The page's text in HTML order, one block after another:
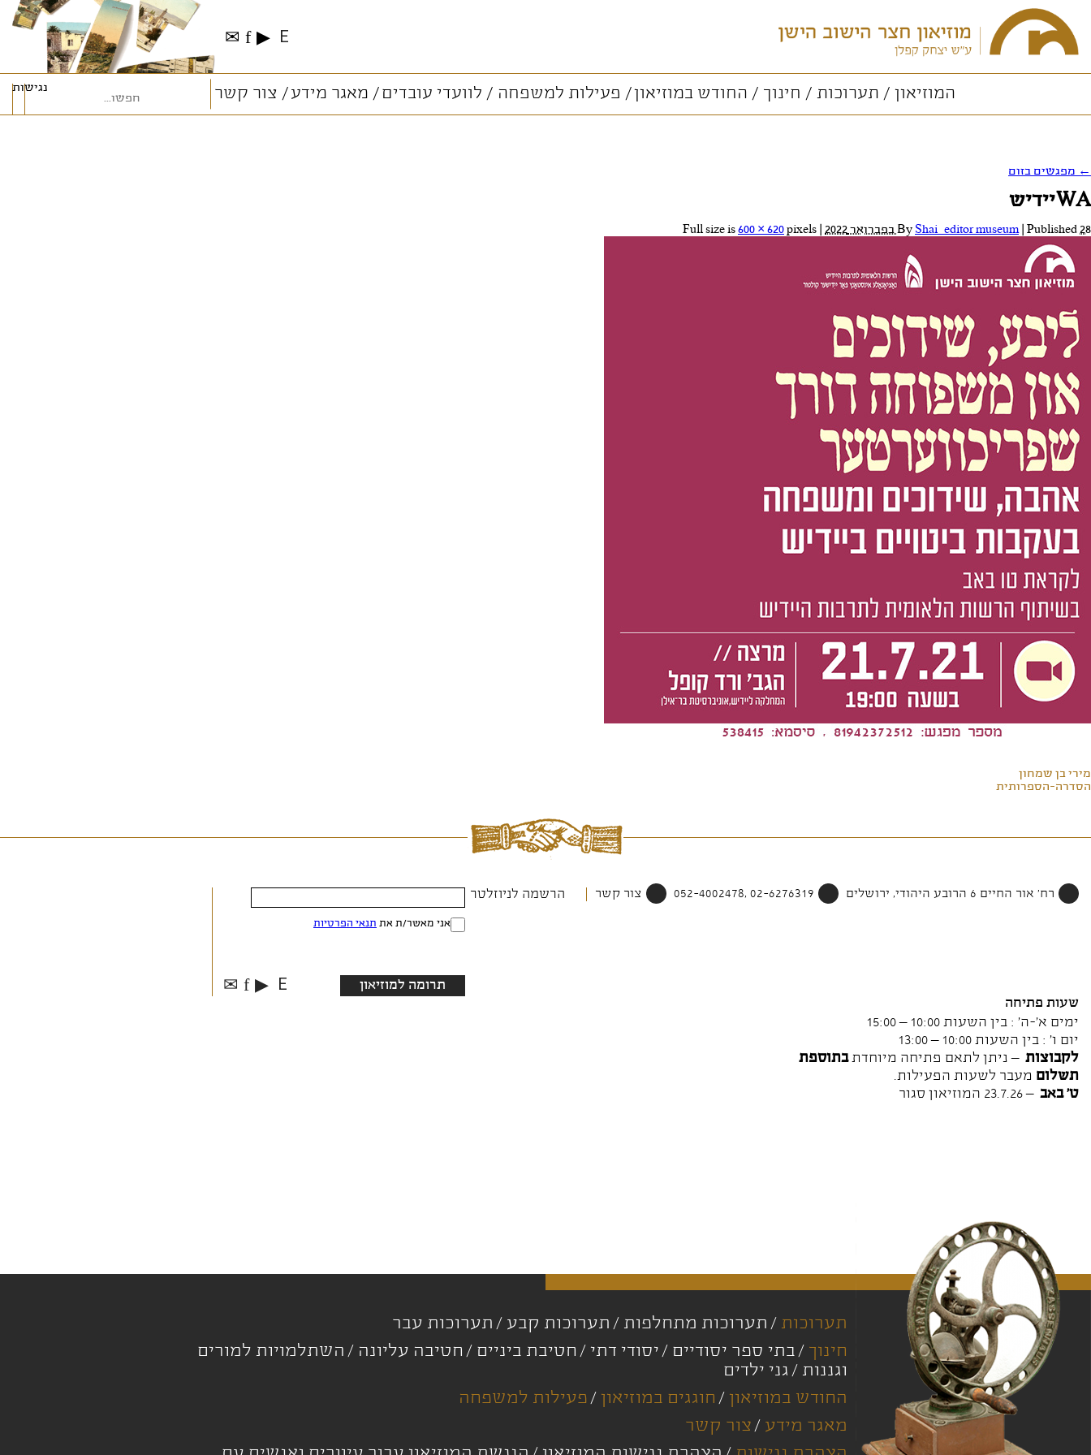
E
▶
f
✉
המוזיאון תערוכות חינוך החודש במוזיאון פעילות למשפחה לוועדי עובדים מאגר מידע צור קשר נגישות
← מפגשים בזום
WAיידיש
By Shai_editor museum Published28 בפברואר 2022 600 × 620pixels
מירי בן שמחון
הסדרה-הספרותית
רח' אור החיים 6 הרובע היהודי, ירושלים 02-6276319 ,052-4002478 צור קשר הרשמה לניוזלטר
אני מאשר/ת את תנאי הפרטיות
תרומה למוזיאון E
▶
f
✉
שעות פתיחה
ימים א'-ה' : בין השעות 10:00 – 15:00
יום ו' : בין השעות 10:00 – 13:00
לקבוצות – ניתן לתאם פתיחה מיוחדתבתוספת
תשלום מעבר לשעות הפעילות.
ט' באב– 23.7.26 המוזיאון סגור
תערוכות תערוכות מתחלפות תערוכות קבע
תערוכות עבר
חינוך
בתי ספר יסודיים יסודי דתי חטיבת ביניים חטיבה עליונה
השתלמויות למורים
וגננות
גני ילדים
החודש במוזיאון
חוגגים במוזיאון
פעילות למשפחה
מאגר מידע
צור קשר